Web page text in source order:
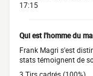
17:15
Qui est l'homme du
Frank Magri s'est
stats témoignent de